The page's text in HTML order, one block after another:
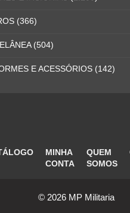
(366)
(504)
E ACESSÓRIOS (142)
MINHA
CONTA
QUEM
SOMOS
© 2026 MP Militaria